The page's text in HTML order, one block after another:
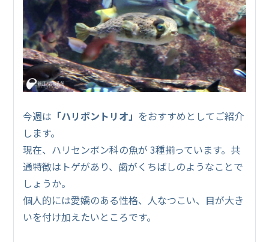
今週は 「ハリボントリオ」 をおすすめとしてご紹介
します。
現在、ハリセンボン科の魚が 3種揃っています。共
通特徴はトゲがあり、歯がくちばしのようなことで
しょうか。
個人的には愛嬌のある性格、人なつこい、目が大き
いを付け加えたいところです。